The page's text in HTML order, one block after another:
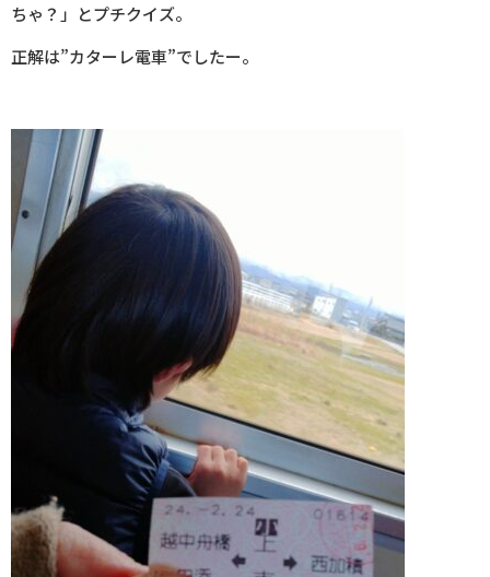
ちゃ？」とプチクイズ。
正解は”カターレ電車”でしたー。